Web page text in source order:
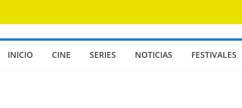
INICIO CINE SERIES NOTICIAS FESTIVALES